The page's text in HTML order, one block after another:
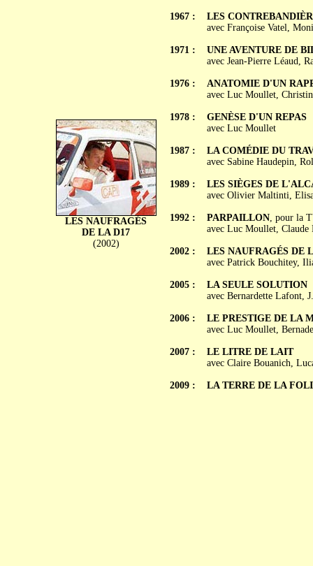
LES NAUFRAGÉS
DE LA D17
(2002)
1967 :
1971 :
1976 :
1978 :
1987 :
1989 :
1992 :
2002 :
2005 :
2006 :
2007 :
2009 :
LES
avec Françoise Vatel,
UNE AVENTURE DE
avec Jean-Pierre Léaud,
ANATOMIE D'UN
avec Luc Moullet,
GENÈSE D'UN REPAS
avec Luc Moullet
LA COMÉDIE DU
avec Sabine Haudepin,
LES SIÈGES DE
avec Olivier Maltinti,
PARPAILLON, pour la
avec Luc Moullet, Claude
LES NAUFRAGÉS DE
avec Patrick Bouchitey,
LA SEULE SOLUTION
avec Bernardette Lafont,
LE PRESTIGE DE LA
avec Luc Moullet,
LE LITRE DE LAIT
avec Claire Bouanich,
LA TERRE DE LA